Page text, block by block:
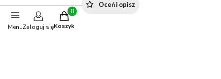
Oceń i opisz
MenuZaloguj się
Produkty w koszyku: 0. Zobacz szczegóły
Koszyk